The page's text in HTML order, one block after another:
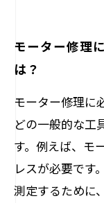
モーター修理
は？
モーター修理に
どの一般的な工
す。例えば、モ
レスが必要です
測定するために